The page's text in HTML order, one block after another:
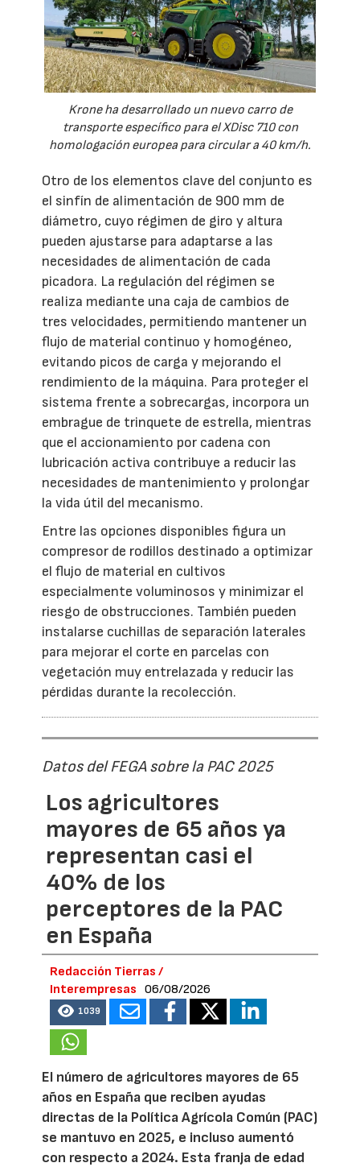
Krone ha desarrollado un nuevo carro de
transporte específico para el XDisc 710 con
homologación europea para circular a 40 km/h.
Otro de los elementos clave del conjunto es
el sinfín de alimentación de 900 mm de
diámetro, cuyo régimen de giro y altura
pueden ajustarse para adaptarse a las
necesidades de alimentación de cada
picadora. La regulación del régimen se
realiza mediante una caja de cambios de
tres velocidades, permitiendo mantener un
flujo de material continuo y homogéneo,
evitando picos de carga y mejorando el
rendimiento de la máquina. Para proteger el
sistema frente a sobrecargas, incorpora un
embrague de trinquete de estrella, mientras
que el accionamiento por cadena con
lubricación activa contribuye a reducir las
necesidades de mantenimiento y prolongar
la vida útil del mecanismo.
Entre las opciones disponibles figura un
compresor de rodillos destinado a optimizar
el flujo de material en cultivos
especialmente voluminosos y minimizar el
riesgo de obstrucciones. También pueden
instalarse cuchillas de separación laterales
para mejorar el corte en parcelas con
vegetación muy entrelazada y reducir las
pérdidas durante la recolección.
Datos del FEGA sobre la PAC 2025
Los agricultores
mayores de 65 años ya
representan casi el
40% de los
perceptores de la PAC
en España
Redacción Tierras /
Interempresas
06/08/2026
1039
El número de agricultores mayores de 65
años en España que reciben ayudas
directas de la Política Agrícola Común (PAC)
se mantuvo en 2025, e incluso aumentó
con respecto a 2024. Esta franja de edad